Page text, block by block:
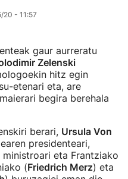
20 - 11:57
gaur aurreratu
Zelenski
hitz egin
etenari eta, are
begira berehala
berari, Ursula Von
presidenteari,
ministroari eta Frantziako
(Friedrich Merz) eta